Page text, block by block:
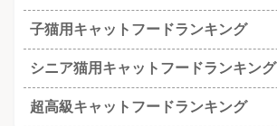
子猫用キャットフードランキング
シニア猫用キャットフードランキング
超高級キャットフードランキング